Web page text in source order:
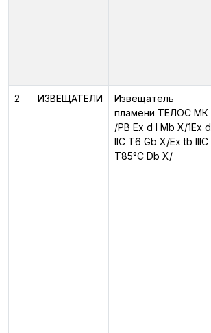
2 ИЗВЕЩАТЕЛИ
Извещатель
пламени ТЕЛОС МК
/PB Ex d I Mb X/1Ex d
IIC T6 Gb X/Ex tb IIIC
T85°C Db X/